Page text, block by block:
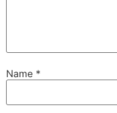
Name *